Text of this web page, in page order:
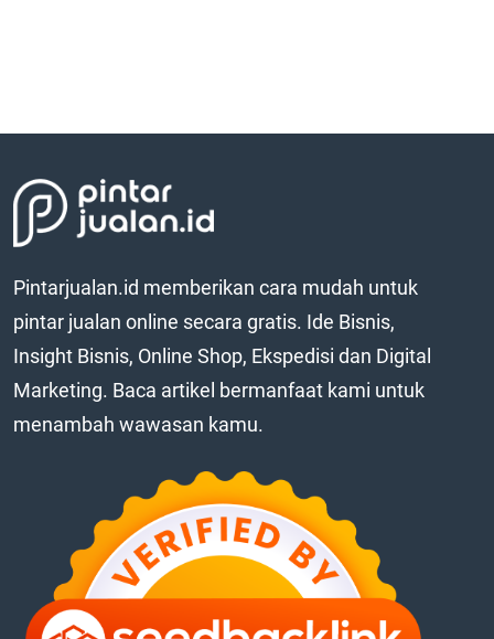
Pintarjualan.id memberikan cara mudah untuk
pintar jualan online secara gratis. Ide Bisnis,
Insight Bisnis, Online Shop, Ekspedisi dan Digital
Marketing. Baca artikel bermanfaat kami untuk
menambah wawasan kamu.